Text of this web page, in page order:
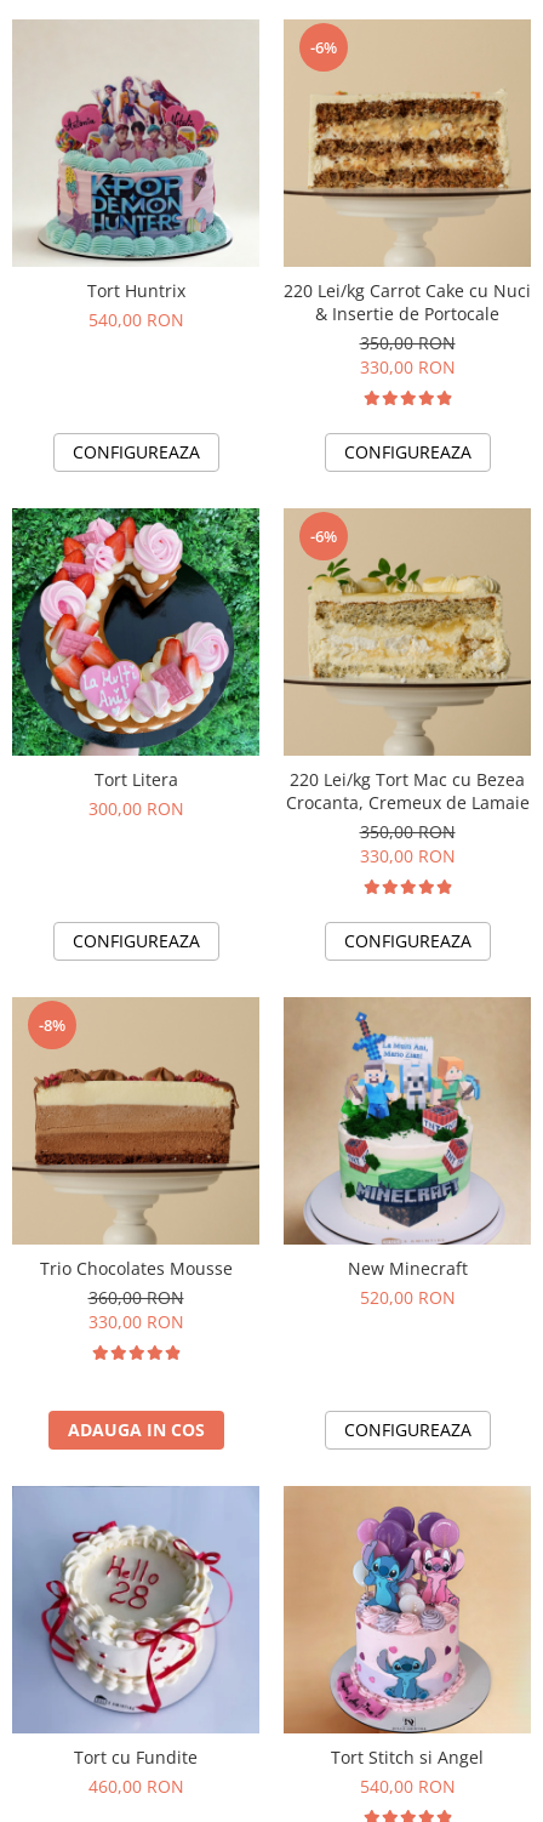
Tort Huntrix
540,00 RON
CONFIGUREAZA
-6%
220 Lei/kg Carrot Cake cu Nuci
& Insertie de Portocale
350,00 RON
330,00 RON
CONFIGUREAZA
Tort Litera
300,00 RON
CONFIGUREAZA
-6%
220 Lei/kg Tort Mac cu Bezea
Crocanta, Cremeux de Lamaie
350,00 RON
330,00 RON
CONFIGUREAZA
-8%
Trio Chocolates Mousse
360,00 RON
330,00 RON
ADAUGA IN COS
New Minecraft
520,00 RON
CONFIGUREAZA
Tort cu Fundite
460,00 RON
Tort Stitch si Angel
540,00 RON